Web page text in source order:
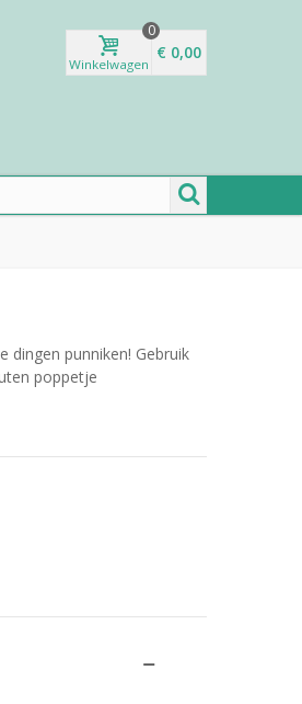
Winkelwagen
0
€ 0,00
dingen punniken! Gebruik
poppetje